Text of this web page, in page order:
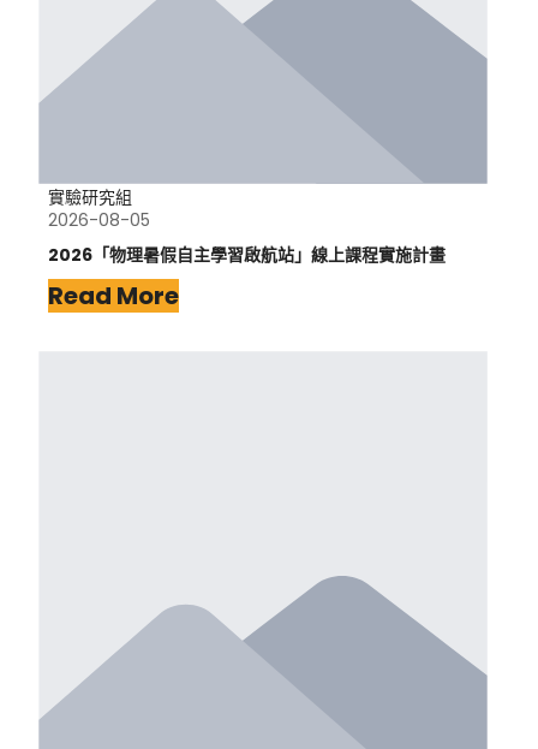
實驗研究組
2026-08-05
2026「物理暑假自主學習啟航站」線上課程實施計畫
Read More